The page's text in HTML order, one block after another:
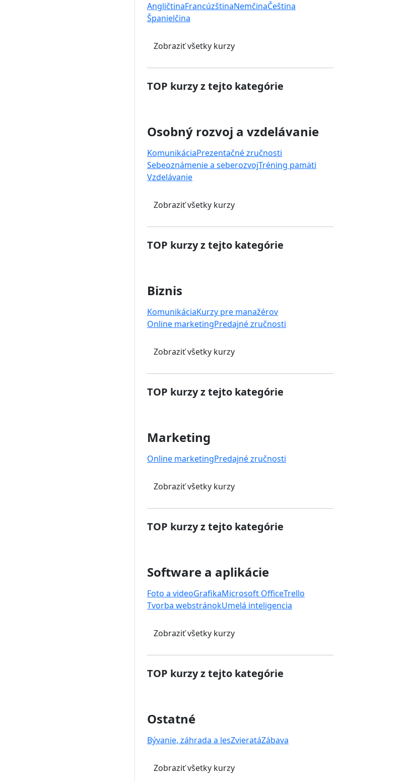
AngličtinaFrancúzštinaNemčinaČeština
Španielčina
Zobraziť všetky kurzy
TOP kurzy z tejto kategórie
Osobný rozvoj a vzdelávanie
KomunikáciaPrezentačné zručnosti
Sebeoznámenie a seberozvojTréning pamäti
Vzdelávanie
Zobraziť všetky kurzy
TOP kurzy z tejto kategórie
Biznis
KomunikáciaKurzy pre manažérov
Online marketingPredajné zručnosti
Zobraziť všetky kurzy
TOP kurzy z tejto kategórie
Marketing
Online marketingPredajné zručnosti
Zobraziť všetky kurzy
TOP kurzy z tejto kategórie
Software a aplikácie
Foto a videoGrafikaMicrosoft OfficeTrello
Tvorba webstránokUmelá inteligencia
Zobraziť všetky kurzy
TOP kurzy z tejto kategórie
Ostatné
Bývanie, záhrada a lesZvieratáZábava
Zobraziť všetky kurzy